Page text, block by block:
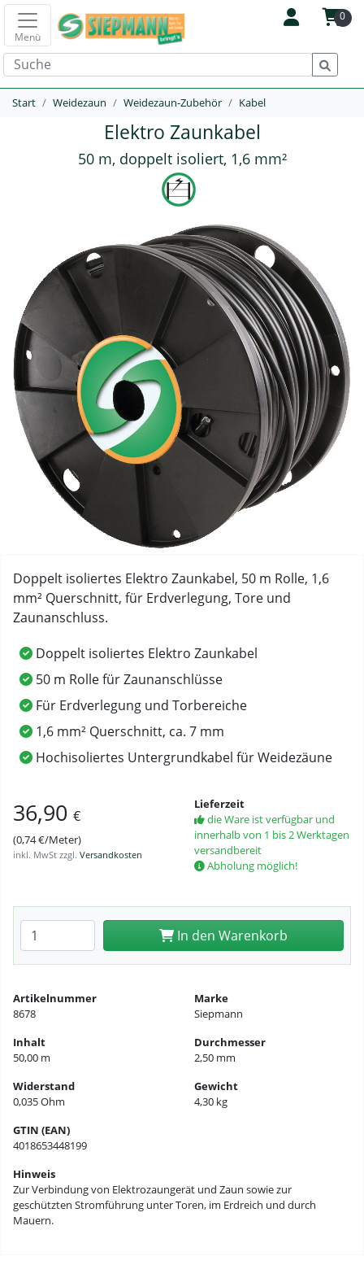
0
Menü
Start Weidezaun Weidezaun-Zubehör Kabel
Elektro Zaunkabel
50 m, doppelt isoliert, 1,6 mm²
Doppelt isoliertes Elektro Zaunkabel, 50 m Rolle, 1,6
mm² Querschnitt, für Erdverlegung, Tore und
Zaunanschluss.
Doppelt isoliertes Elektro Zaunkabel
50 m Rolle für Zaunanschlüsse
Für Erdverlegung und Torbereiche
1,6 mm² Querschnitt, ca. 7 mm
Hochisoliertes Untergrundkabel für Weidezäune
36,90 €
(0,74 €/Meter)
inkl. MwSt zzgl. Versandkosten
Lieferzeit
die Ware ist verfügbar und
innerhalb von 1 bis 2 Werktagen
versandbereit
Abholung möglich!
Anzahl eingeben In den Warenkorb
Artikelnummer
8678
Marke
Siepmann
Inhalt
50,00 m
Durchmesser
2,50 mm
Widerstand
0,035 Ohm
Gewicht
4,30 kg
GTIN (EAN)
4018653448199
Hinweis
Zur Verbindung von Elektrozaungerät und Zaun sowie zur
geschützten Stromführung unter Toren, im Erdreich und durch
Mauern.